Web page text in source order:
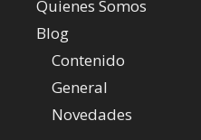
Quienes Somos
Blog
Contenido
General
Novedades